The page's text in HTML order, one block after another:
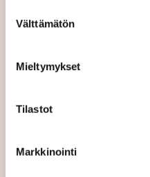
valinta
Välttämätön
Mieltymykset
Tilastot
Markkinointi
Medialle
Suosittele
Ajankohtaista